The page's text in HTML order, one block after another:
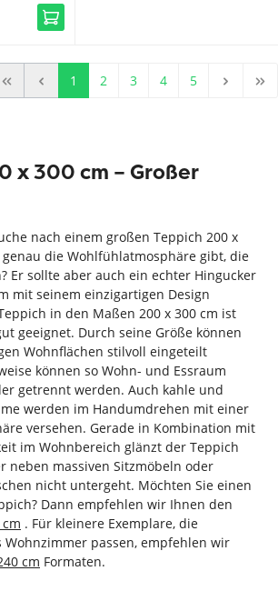
1 2 3 4 5
x 300 cm – Großer
nach einem großen Teppich 200 x
die Wohlfühlatmosphäre gibt, die
Er sollte aber auch ein echter Hingucker
mit seinem einzigartigen Design
in den Maßen 200 x 300 cm ist
geeignet. Durch seine Größe können
Wohnflächen stilvoll eingeteilt
können so Wohn- und Essraum
getrennt werden. Auch kahle und
werden im Handumdrehen mit einer
versehen. Gerade in Kombination mit
im Wohnbereich glänzt der Teppich
neben massiven Sitzmöbeln oder
nicht untergeht. Möchten Sie einen
Dann empfehlen wir Ihnen den
. Für kleinere Exemplare, die
passen, empfehlen wir
cm Formaten.